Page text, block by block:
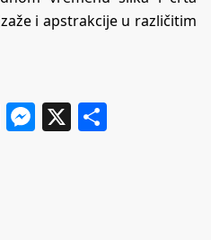
i apstrakcije u različitim
WhatsApp
Messenger
X